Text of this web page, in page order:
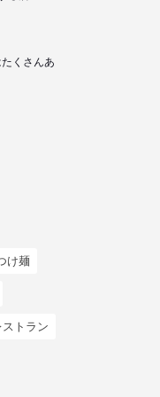
くさんあ
け麺
ストラン